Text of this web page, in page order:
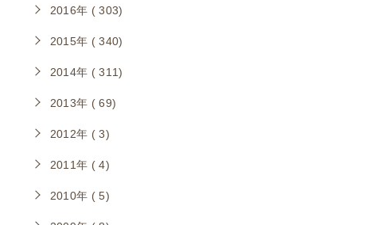
2016年 ( 303)
2015年 ( 340)
2014年 ( 311)
2013年 ( 69)
2012年 ( 3)
2011年 ( 4)
2010年 ( 5)